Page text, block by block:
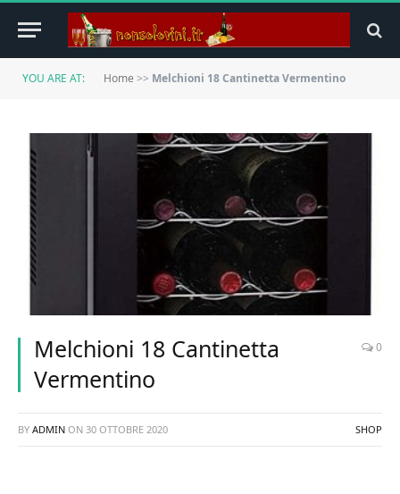
YOU ARE AT: Home >> Melchioni 18 Cantinetta Vermentino
Melchioni 18 Cantinetta
Vermentino
0
BY ADMIN ON 30 OTTOBRE 2020 SHOP